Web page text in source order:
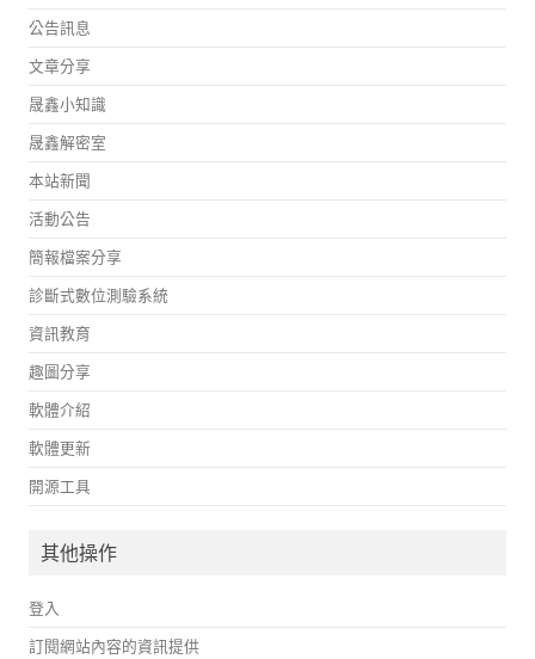
公告訊息
文章分享
晟鑫小知識
晟鑫解密室
本站新聞
活動公告
簡報檔案分享
診斷式數位測驗系統
資訊教育
趣圖分享
軟體介紹
軟體更新
開源工具
其他操作
登入
訂閱網站內容的資訊提供